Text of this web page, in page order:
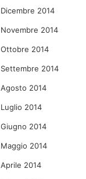
Dicembre 2014
Novembre 2014
Ottobre 2014
Settembre 2014
Agosto 2014
Luglio 2014
Giugno 2014
Maggio 2014
Aprile 2014